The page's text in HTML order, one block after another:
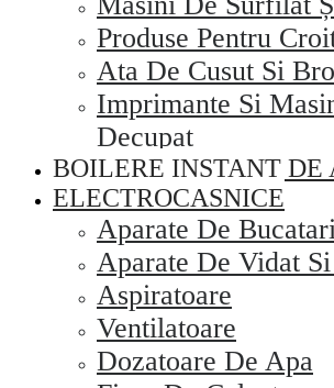
Produse Pentru
Ata De Cusut Si
Imprimante Si
Decupat
BOILERE INSTANT DE
ELECTROCASNICE
Aparate De
Aparate De Vidat
Aspiratoare
Ventilatoare
Dozatoare De Apa